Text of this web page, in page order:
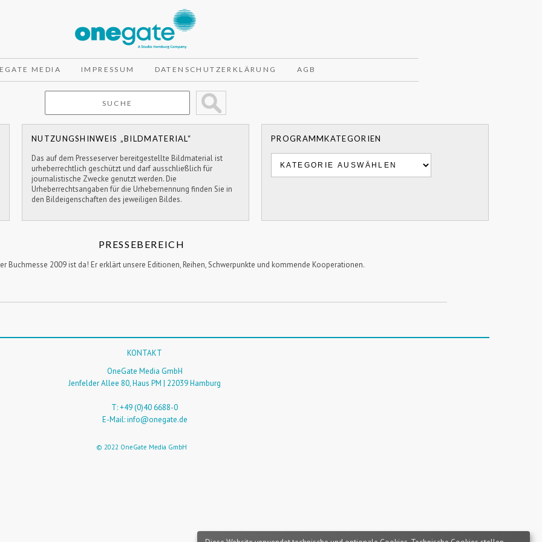
MEDIA IMPRESSUM DATENSCHUTZERKLÄRUNG AGB
NUTZUNGSHINWEIS „BILDMATERIAL“
Das auf dem Presseserver bereitgestellte Bildmaterial ist
urheberrechtlich geschützt und darf ausschließlich für
journalistische Zwecke genutzt werden. Die
Urheberrechtsangaben für die Urhebernennung finden Sie in
den Bildeigenschaften des jeweiligen Bildes.
PROGRAMMKATEGORIEN
PRESSEBEREICH
Buchmesse 2009 ist da! Er erklärt unsere Editionen, Reihen, Schwerpunkte und kommende Kooperationen.
KONTAKT
OneGate Media GmbH
Jenfelder Allee 80, Haus PM | 22039 Hamburg
T: +49 (0)40 6688-0
E-Mail:info@onegate.de
© 2022 OneGate Media GmbH